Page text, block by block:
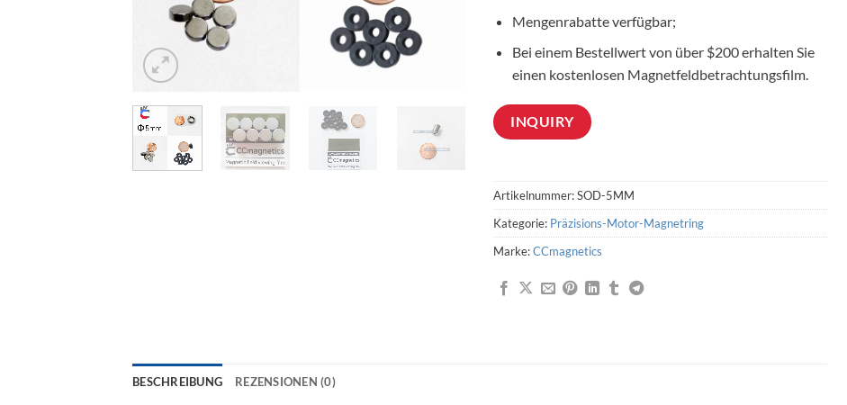
Mengenrabatte verfügbar;
Bei einem Bestellwert von über $200 erhalten Sie
einen kostenlosen Magnetfeldbetrachtungsfilm.
INQUIRY
Artikelnummer:SOD-5MM
Kategorie: Präzisions-Motor-Magnetring
Marke:CCmagnetics
BESCHREIBUNG REZENSIONEN (0)